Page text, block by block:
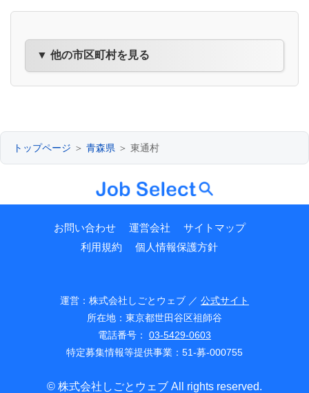
▼ 他の市区町村を見る
トップページ ＞ 青森県 ＞ 東通村
お問い合わせ 運営会社
サイトマップ
利用規約
個人情報保護方針
運営：株式会社しごとウェブ ／ 公式サイト
所在地：東京都世田谷区祖師谷
電話番号： 03-5429-0603
特定募集情報等提供事業：51-募-000755
© 株式会社しごとウェブ All rights reserved.